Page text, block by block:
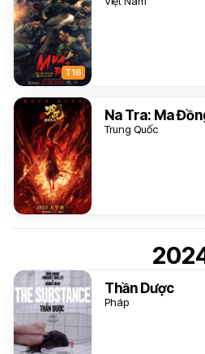
T16
Na Tra: Ma
Trung Quốc
Thần Dược
Pháp